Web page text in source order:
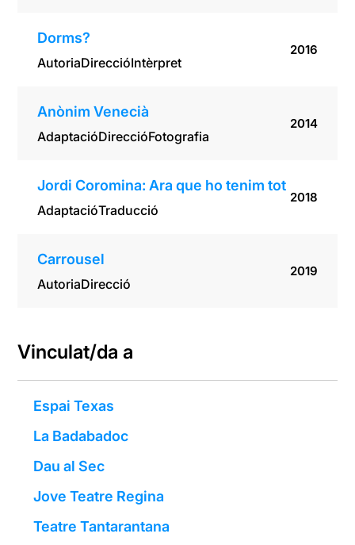
Dorms?
AutoriaDireccióIntèrpret
2016
Anònim Venecià
AdaptacióDireccióFotografia
2014
Jordi Coromina: Ara que ho tenim tot
AdaptacióTraducció
2018
Carrousel
AutoriaDirecció
2019
Vinculat/da a
Espai Texas
La Badabadoc
Dau al Sec
Jove Teatre Regina
Teatre Tantarantana